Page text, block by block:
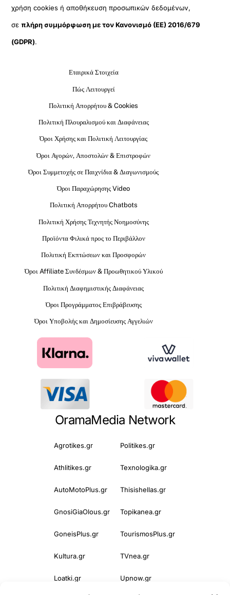
χρήση cookies ή αποθήκευση προσωπικών δεδομένων,
σεπλήρη συμμόρφωση με τον Κανονισμό (ΕΕ) 2016/679
(GDPR).
Εταιρικά Στοιχεία
Πώς Λειτουργεί
Πολιτική Απορρήτου & Cookies
Πολιτική Πλουραλισμού και Διαφάνειας
Όροι Χρήσης και Πολιτική Λειτουργίας
Όροι Αγορών, Αποστολών & Επιστροφών
Όροι Συμμετοχής σε Παιχνίδια & Διαγωνισμούς
Όροι Παραχώρησης Video
Πολιτική Απορρήτου Chatbots
Πολιτική Χρήσης Τεχνητής Νοημοσύνης
Προϊόντα Φιλικά προς το Περιβάλλον
Πολιτική Εκπτώσεων και Προσφορών
Όροι Affiliate Συνδέσμων & Προωθητικού Υλικού
Πολιτική Διαφημιστικής Διαφάνειας
Όροι Προγράμματος Επιβράβευσης
Όροι Υποβολής και Δημοσίευσης Αγγελιών
OramaMedia Network
Agrotikes.gr Politikes.gr
Athlitikes.gr Texnologika.gr
AutoMotoPlus.gr Thisishellas.gr
GnosiGiaOlous.gr Topikanea.gr
GoneisPlus.gr TourismosPlus.gr
Kultura.gr TVnea.gr
Loatki.gr Upnow.gr